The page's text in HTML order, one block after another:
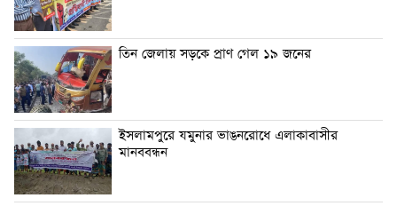
তিন জেলায় সড়কে প্রাণ গেল ১৯ জনের
ইসলামপুরে যমুনার ভাঙনরোধে এলাকাবাসীর
মানববন্ধন